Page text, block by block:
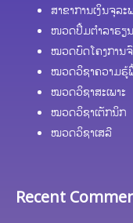
ສາຂາການເງິນຈຸລ
ໜວດປຶ້ມຕຳລາຮຽນ
ໝວດບົດໂຄງການ
ໝວດວິຊາຄວາມຮູ້
ໝວດວິຊາສະເພາະ
ໝວດວິຊາເຕັກນິກ
ໝວດວິຊາເສລີ
Recent